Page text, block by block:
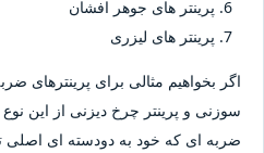
پرینتر های جوهر افشان
پرینتر های لیزری
اگر بخواهیم مثالی برای پرینترهای
سوزنی و پرینتر چرخ دیزنی از این نوع
ضربه ای که خود به دودسته ای اصلی